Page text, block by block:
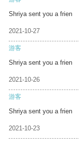
Shriya sent you a frien
2021-10-27
游客
Shriya sent you a frien
2021-10-26
游客
Shriya sent you a frien
2021-10-23